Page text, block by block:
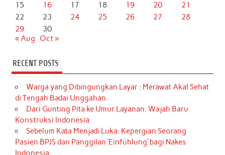
15
16 17 18 19 20
21
22
23 24 25 26 27
28
29
30
« Aug
Oct »
RECENT POSTS
Warga yang Dibingungkan Layar : Merawat Akal Sehat
di Tengah Badai Unggahan
Dari Gunting Pita ke Umur Layanan: Wajah Baru
Konstruksi Indonesia
Sebelum Kata Menjadi Luka: Kepergian Seorang
Pasien BPJS dan Panggilan ‘Einfühlung’ bagi Nakes
Indonesia